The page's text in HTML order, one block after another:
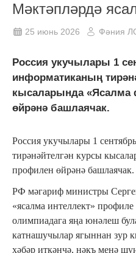
Мәктәпләрдә
25 июнь 2026 Фәния
Россия укучылары 1
информатиканың
кысаларында «Ясалма
өйрәнә башлаячак.
Россия укучылары 1
тирәнәйтелгән курсы
профилен өйрәнә башлаячак.
РФ мәгариф министры
«ясалма интеллект»
олимпиадага яңа юнәлеш
катнашучылар ягыннан зур
хәбәр иткәнчә, нәкъ менә